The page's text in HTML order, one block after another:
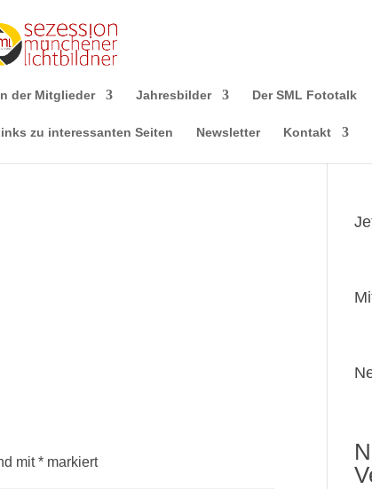
der Mitglieder Jahresbilder Der SML Fototalk
zu interessanten Seiten Newsletter Kontakt
mit*markiert